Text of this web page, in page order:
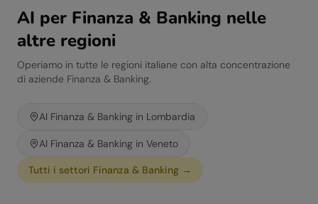
AI per Finanza & Banking nelle
altre regioni
Operiamo in tutte le regioni italiane con alta concentrazione
di aziende Finanza & Banking.
AI Finanza & Banking in Lombardia
AI Finanza & Banking in Veneto
Tutti i settori Finanza & Banking →